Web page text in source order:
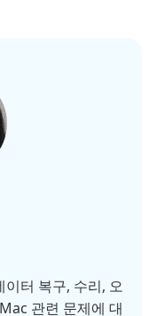
터 복구, 수리, 오
관련 문제에 대